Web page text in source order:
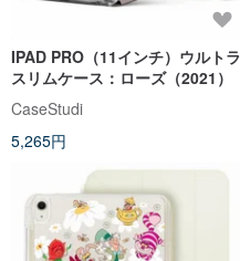
IPAD PRO（11インチ）ウルトラ
スリムケース：ローズ（2021）
CaseStudi
5,265円